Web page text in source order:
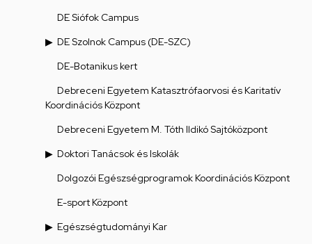
DE Siófok Campus
DE Szolnok Campus (DE-SZC)
DE-Botanikus kert
Debreceni Egyetem Katasztrófaorvosi és Karitatív
Koordinációs Központ
Debreceni Egyetem M. Tóth Ildikó Sajtóközpont
Doktori Tanácsok és Iskolák
Dolgozói Egészségprogramok Koordinációs Központ
E-sport Központ
Egészségtudományi Kar